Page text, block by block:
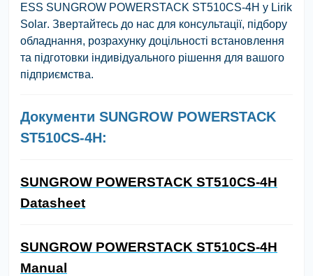
ESS SUNGROW POWERSTACK ST510CS-4H у Lirik
Solar. Звертайтесь до нас для консультації, підбору
обладнання, розрахунку доцільності встановлення
та підготовки індивідуального рішення для вашого
підприємства.
Документи SUNGROW POWERSTACK
ST510CS-4H:
SUNGROW POWERSTACK ST510CS-4H
Datasheet
SUNGROW POWERSTACK ST510CS-4H
Manual